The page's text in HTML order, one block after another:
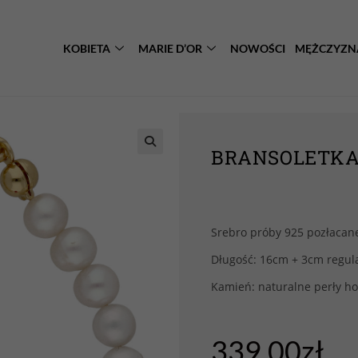
KOBIETA MARIE D’OR NOWOŚCI
Srebro próby 925
Długość: 16cm + 3cm
Kamień: naturalne perły
339.00zł